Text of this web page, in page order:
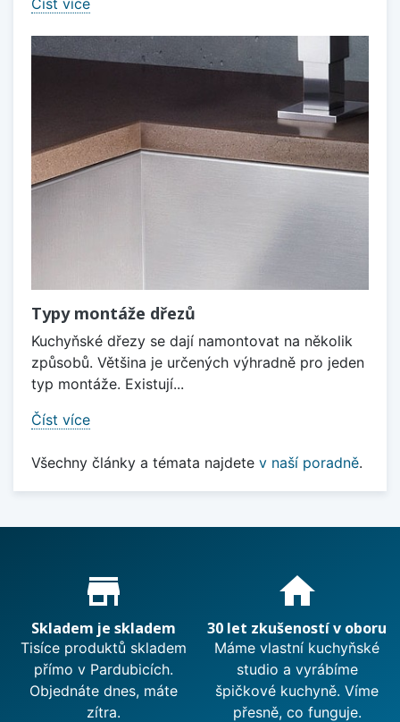
Číst více
Typy montáže dřezů
Kuchyňské dřezy se dají namontovat na několik
způsobů. Většina je určených výhradně pro jeden
typ montáže. Existují...
Číst více
Všechny články a témata najdete v naší poradně.
Proč nakupovat u nás?
store_mall_directory
Skladem je skladem
Tisíce produktů skladem
přímo v Pardubicích.
Objednáte dnes, máte
zítra.
home
30 let zkušeností v oboru
Máme vlastní kuchyňské
studio a vyrábíme
špičkové kuchyně. Víme
přesně, co funguje.